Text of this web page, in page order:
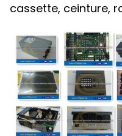
cassette, ceinture,